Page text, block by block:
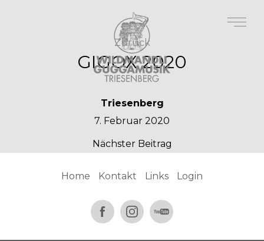
Zurück
GIGOX 2020
Triesenberg
7. Februar 2020
Nächster Beitrag
Home Kontakt Links Login